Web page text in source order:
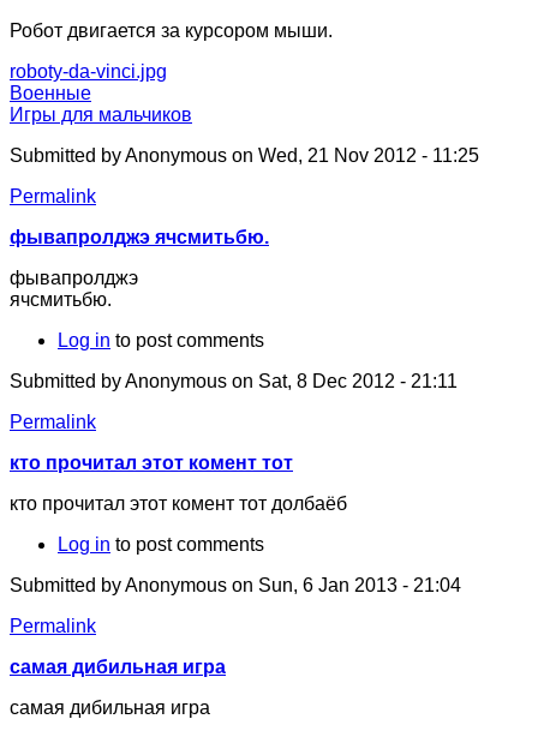
Робот двигается за курсором мыши.
roboty-da-vinci.jpg
Военные
Игры для мальчиков
Submitted byAnonymous on Wed, 21 Nov 2012 - 11:25
Permalink
фывапролджэ ячсмитьбю.
фывапролджэ
ячсмитьбю.
Log in to post comments
Submitted byAnonymous on Sat, 8 Dec 2012 - 21:11
Permalink
кто прочитал этот комент тот
кто прочитал этот комент тот долбаёб
Log in to post comments
Submitted byAnonymous on Sun, 6 Jan 2013 - 21:04
Permalink
самая дибильная игра
самая дибильная игра